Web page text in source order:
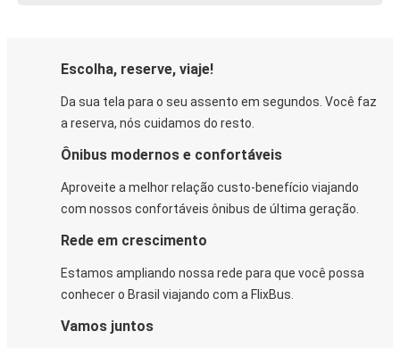
Escolha, reserve, viaje!
Da sua tela para o seu assento em segundos. Você faz
a reserva, nós cuidamos do resto.
Ônibus modernos e confortáveis
Aproveite a melhor relação custo-benefício viajando
com nossos confortáveis ônibus de última geração.
Rede em crescimento
Estamos ampliando nossa rede para que você possa
conhecer o Brasil viajando com a FlixBus.
Vamos juntos